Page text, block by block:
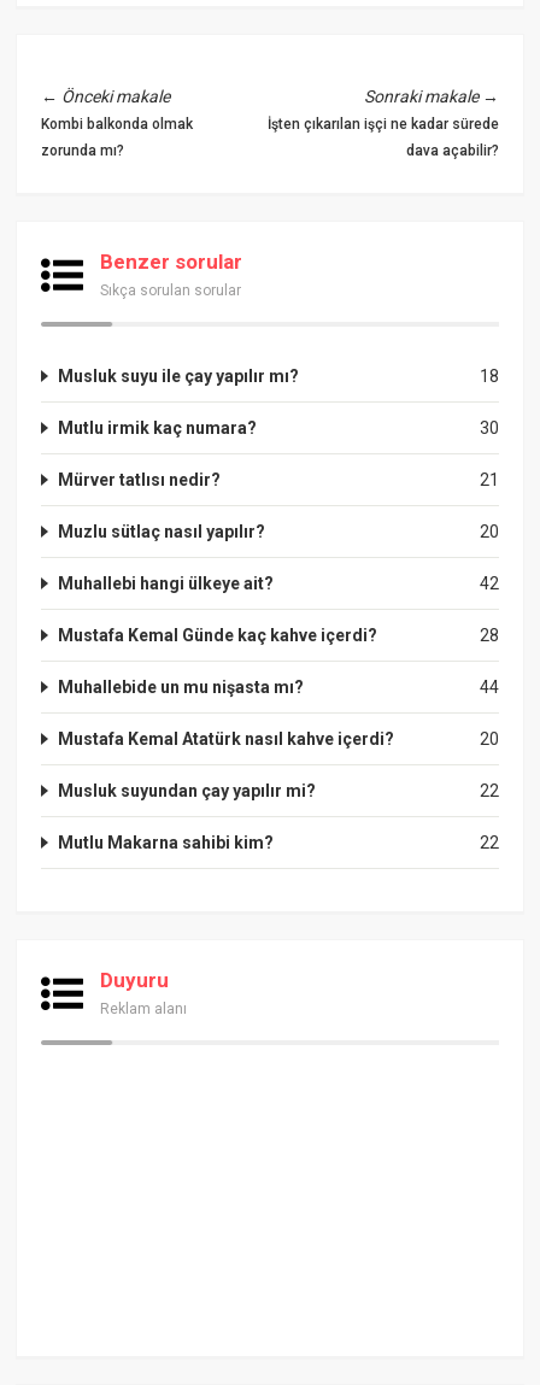
← Önceki makale
Kombi balkonda olmak
zorunda mı?
Sonraki makale→
İşten çıkarılan işçi ne kadar sürede
dava açabilir?
Benzer sorular
Sıkça sorulan sorular
18
Musluk suyu ile çay yapılır mı?
30
Mutlu irmik kaç numara?
21
Mürver tatlısı nedir?
20
Muzlu sütlaç nasıl yapılır?
42
Muhallebi hangi ülkeye ait?
28
Mustafa Kemal Günde kaç kahve içerdi?
44
Muhallebide un mu nişasta mı?
20
Mustafa Kemal Atatürk nasıl kahve içerdi?
22
Musluk suyundan çay yapılır mi?
22
Mutlu Makarna sahibi kim?
Duyuru
Reklam alanı